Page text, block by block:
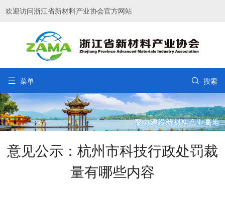
欢迎访问浙江省新材料产业协会官方网站
 菜单  搜索
意见公示：杭州市科技行政处罚裁
量有哪些内容